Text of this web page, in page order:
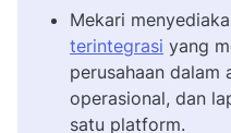
Mekari
terintegrasi yang
perusahaan dalam
operasional, dan
satu platform.